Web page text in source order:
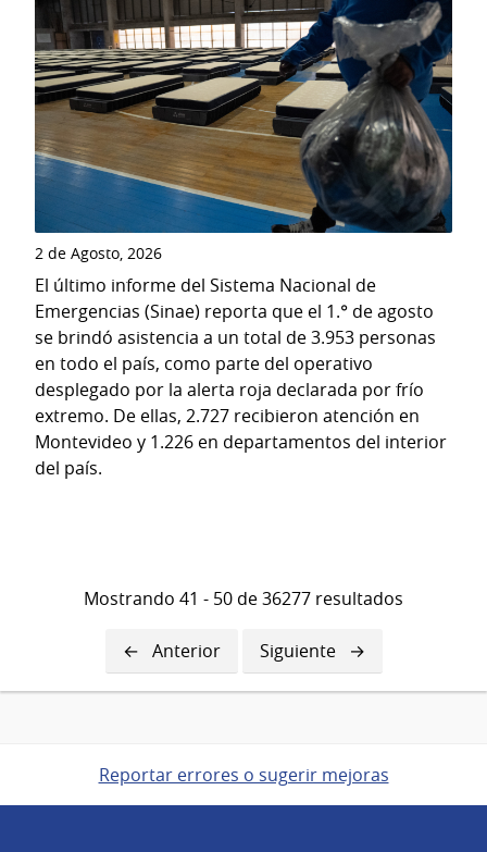
2 de Agosto, 2026
El último informe del Sistema Nacional de
Emergencias (Sinae) reporta que el 1.° de agosto
se brindó asistencia a un total de 3.953 personas
en todo el país, como parte del operativo
desplegado por la alerta roja declarada por frío
extremo. De ellas, 2.727 recibieron atención en
Montevideo y 1.226 en departamentos del interior
del país.
Mostrando 41 - 50 de 36277 resultados
Página
anterior
Anterior
Siguiente
página
Siguiente
Reportar errores o sugerir mejoras